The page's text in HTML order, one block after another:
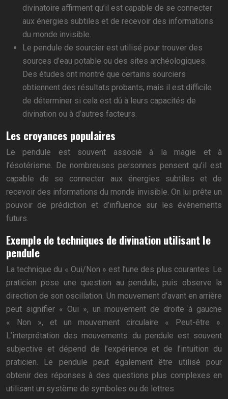
divinatoire affirment qu’il est capable de se connecter
aux énergies subtiles et de recevoir des informations
du monde invisible.
Le pendule de sourcier est utilisé pour trouver des
sources d’eau potable ou des sites archéologiques.
Des études ont montré que certains sourciers
obtiennent des résultats probants, mais il est difficile
de déterminer si cela est dû à leurs capacités de
divination ou à d’autres facteurs.
Les croyances populaires
Le pendule est souvent associé à la magie et à
l’ésotérisme. De nombreuses personnes pensent qu’il est
capable de se connecter aux énergies subtiles et de
recevoir des informations du monde invisible. On lui prête un
pouvoir de prédiction et d’influence sur les événements
futurs.
Exemple de techniques de divination utilisant le
pendule
La technique du « Oui/Non » est l’une des plus courantes. Le
praticien pose une question au pendule, puis observe la
direction de son oscillation. Un mouvement d’avant en arrière
peut signifier « Oui », un mouvement de droite à gauche
« Non », et un mouvement circulaire « Peut-être ».
L’interprétation des mouvements du pendule est souvent
subjective et dépend de l’expérience et de l’intuition du
praticien. Le pendule peut également être utilisé pour
obtenir des réponses à des questions plus complexes en
utilisant un système de symboles ou de lettres.